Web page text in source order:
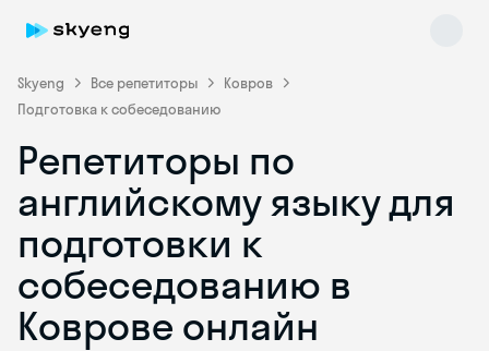
Skyeng Все репетиторы
Ковров
Подготовка к собеседованию
Репетиторы по
английскому языку для
подготовки к
собеседованию в
Коврове онлайн
Skyeng Chat